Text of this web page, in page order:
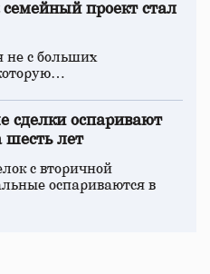
проект стал
не с больших
сделки оспаривают
шесть лет
с вторичной
оспариваются в